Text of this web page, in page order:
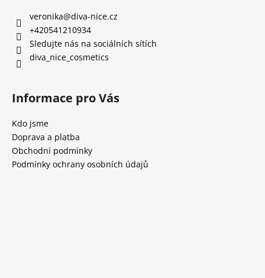
veronika@diva-nice.cz
+420541210934
Sledujte nás na sociálních sítích
diva_nice_cosmetics
Informace pro Vás
Kdo jsme
Doprava a platba
Obchodní podmínky
Podmínky ochrany osobních údajů